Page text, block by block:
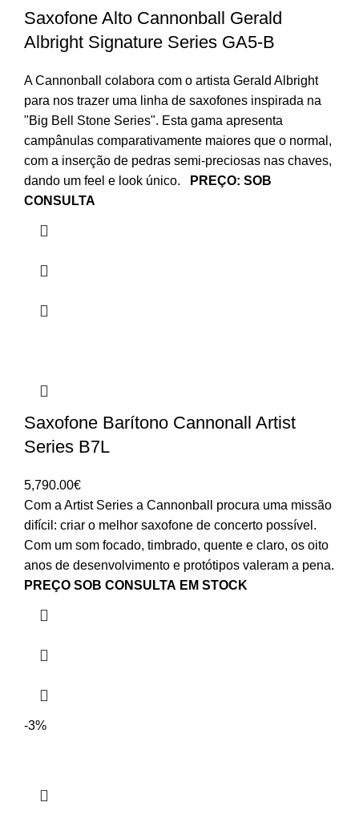
Saxofone Alto Cannonball Gerald
Albright Signature Series GA5-B
A Cannonball colabora com o artista Gerald Albright
para nos trazer uma linha de saxofones inspirada na
"Big Bell Stone Series". Esta gama apresenta
campânulas comparativamente maiores que o normal,
com a inserção de pedras semi-preciosas nas chaves,
dando um feel e look único.
PREÇO: SOB
CONSULTA
Saxofone Barítono Cannonall Artist
Series B7L
5,790.00€
Com a Artist Series a Cannonball procura uma missão
difícil: criar o melhor saxofone de concerto possível.
Com um som focado, timbrado, quente e claro, os oito
anos de desenvolvimento e protótipos valeram a pena.
PREÇO SOB CONSULTA EM STOCK
-3%